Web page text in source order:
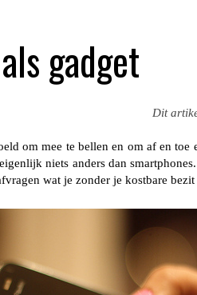
gadget
Dit
om mee te bellen en om af en toe
niets anders dan
wat je zonder je kostbare